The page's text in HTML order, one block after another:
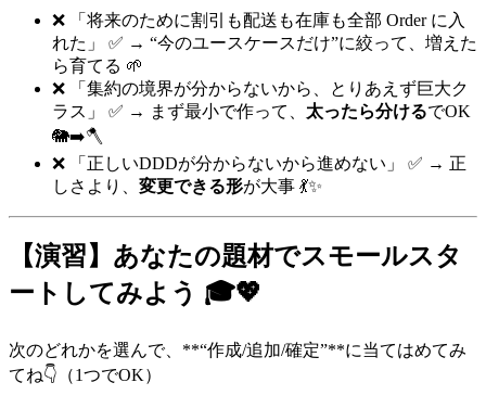
❌ 「将来のために割引も配送も在庫も全部 Order に入
れた」 ✅ → “今のユースケースだけ”に絞って、増えた
ら育てる 🌱
❌ 「集約の境界が分からないから、とりあえず巨大ク
ラス」 ✅ → まず最小で作って、 太ったら分けるでOK
🐘➡️🪓
❌ 「正しいDDDが分からないから進めない」 ✅ → 正
しさより、 変更できる形が大事 💃✨
【演習】あなたの題材でスモールスタ
ートしてみよう 🎓💖
次のどれかを選んで、**“作成/追加/確定”**に当てはめてみ
てね👇（1つでOK）